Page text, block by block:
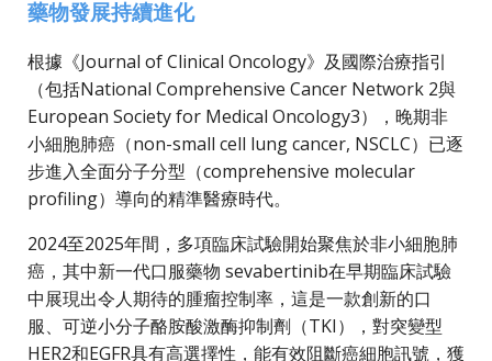
藥物發展持續進化
根據《Journal of Clinical Oncology》及國際治療指引
（包括National Comprehensive Cancer Network 2與
European Society for Medical Oncology3），晚期非
小細胞肺癌（non-small cell lung cancer, NSCLC）已逐
步進入全面分子分型（comprehensive molecular
profiling）導向的精準醫療時代。
2024至2025年間，多項臨床試驗開始聚焦於非小細胞肺
癌，其中新一代口服藥物 sevabertinib在早期臨床試驗
中展現出令人期待的腫瘤控制率，這是一款創新的口
服、可逆小分子酪胺酸激酶抑制劑（TKI），對突變型
HER2和EGFR具有高選擇性，能有效阻斷癌細胞訊號，獲